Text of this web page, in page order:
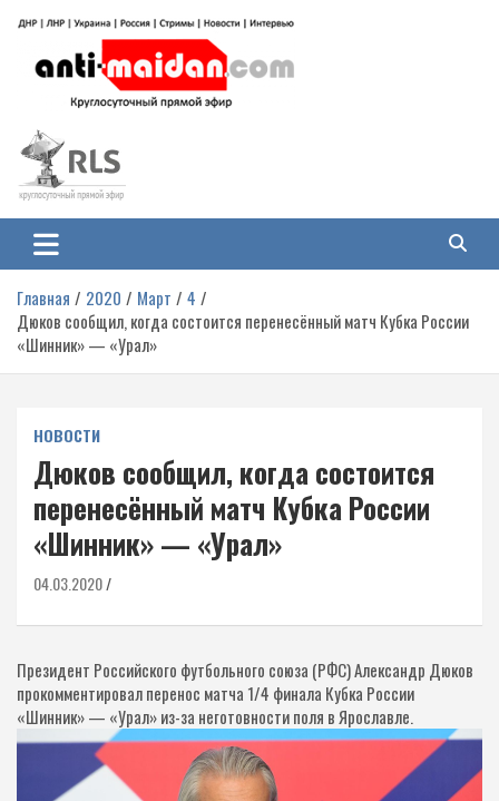
содержимому
Антимайдан: Гражданская война
на Украине
гражданской войне на Украине, включая события в Новороссии, ДНР,
ЛНР и других регионах.
Главная 2020 Март
4
Дюков сообщил, когда состоится перенесённый матч Кубка России
«Шинник» — «Урал»
НОВОСТИ
Дюков сообщил, когда состоится
перенесённый матч Кубка России
«Шинник» — «Урал»
04.03.2020
Президент Российского футбольного союза (РФС) Александр Дюков
прокомментировал перенос матча 1/4 финала Кубка России
«Шинник» — «Урал» из-за неготовности поля в Ярославле.